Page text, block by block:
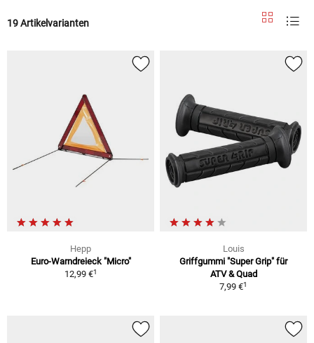
19 Artikelvarianten
Hepp
Euro-Warndreieck "Micro"
12,99 €1
Louis
Griffgummi "Super Grip" für
ATV & Quad
7,99 €1